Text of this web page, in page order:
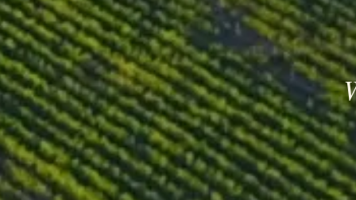
Die Rohstoffannahme sowie
Behälter sind 10 hl
Eine Kaltmazeration wird bei
teilweise als